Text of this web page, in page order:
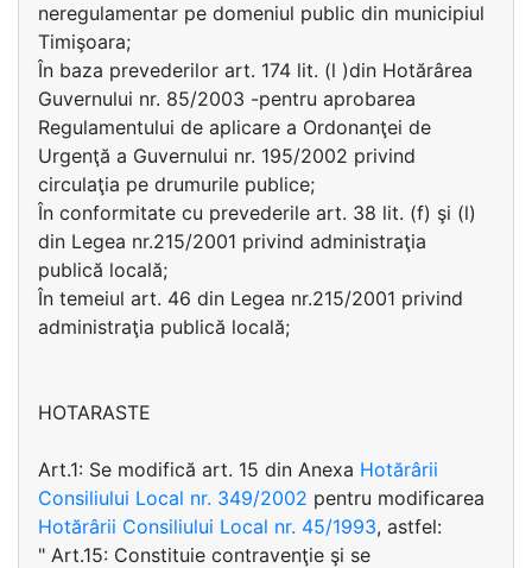
neregulamentar pe domeniul public din municipiul
Timişoara;
În baza prevederilor art. 174 lit. (l )din Hotărârea
Guvernului nr. 85/2003 -pentru aprobarea
Regulamentului de aplicare a Ordonanţei de
Urgenţă a Guvernului nr. 195/2002 privind
circulaţia pe drumurile publice;
În conformitate cu prevederile art. 38 lit. (f) şi (l)
din Legea nr.215/2001 privind administraţia
publică locală;
În temeiul art. 46 din Legea nr.215/2001 privind
administraţia publică locală;
HOTARASTE
Art.1: Se modifică art. 15 din Anexa Hotărârii
Consiliului Local nr. 349/2002 pentru modificarea
Hotărârii Consiliului Local nr. 45/1993, astfel:
" Art.15: Constituie contravenţie şi se